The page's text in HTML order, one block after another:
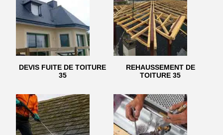
DEVIS FUITE DE TOITURE
35
REHAUSSEMENT DE
TOITURE 35